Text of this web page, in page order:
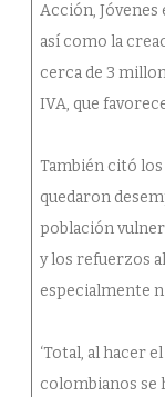
Acción,
así como la
cerca de 3
IVA, que
También citó
quedaron
población
y los refuerzos
especialmente
‘Total, al hacer
colombianos se